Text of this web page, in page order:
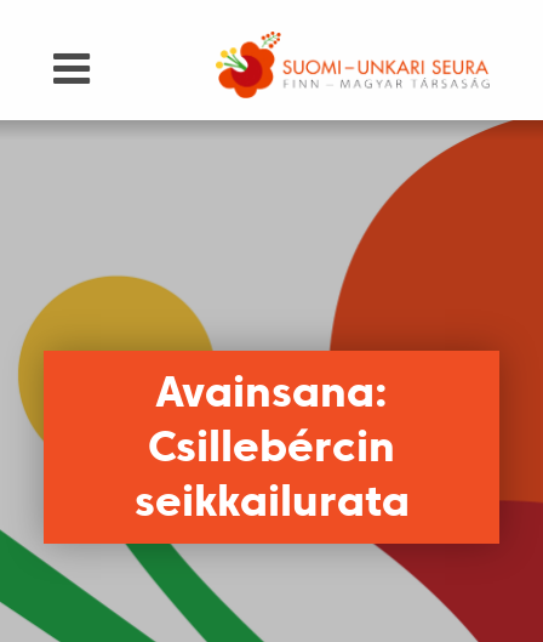
Avainsana:
Csillebércin
seikkailurata